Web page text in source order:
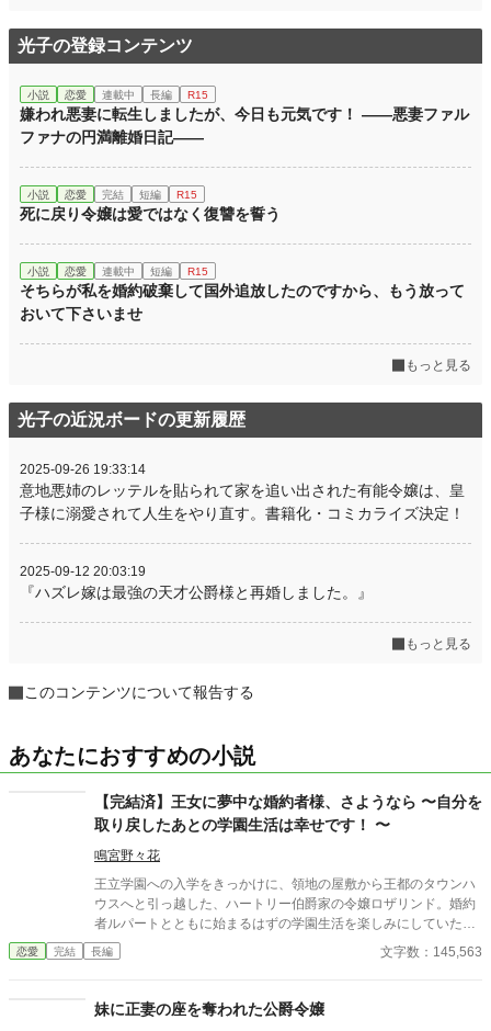
光子の登録コンテンツ
小説 恋愛 連載中 長編 R15
嫌われ悪妻に転生しましたが、今日も元気です！ ――悪妻ファル
ファナの円満離婚日記――
小説 恋愛 完結 短編 R15
死に戻り令嬢は愛ではなく復讐を誓う
小説 恋愛 連載中 短編 R15
そちらが私を婚約破棄して国外追放したのですから、もう放って
おいて下さいませ
もっと見る
光子の近況ボードの更新履歴
2025-09-26 19:33:14
意地悪姉のレッテルを貼られて家を追い出された有能令嬢は、皇
子様に溺愛されて人生をやり直す。書籍化・コミカライズ決定！
2025-09-12 20:03:19
『ハズレ嫁は最強の天才公爵様と再婚しました。』
もっと見る
このコンテンツについて報告する
あなたにおすすめの小説
【完結済】王女に夢中な婚約者様、さようなら 〜自分を
取り戻したあとの学園生活は幸せです！ 〜
鳴宮野々花
王立学園への入学をきっかけに、領地の屋敷から王都のタウンハ
ウスへと引っ越した、ハートリー伯爵家の令嬢ロザリンド。婚約
者ルパートとともに始まるはずの学園生活を楽しみにしていた。
けれど現実は、王女殿下のご機嫌を取るための、ルパートからの
理不尽な命令の連続。 「かつらと黒縁眼鏡の着用必須」「王女殿
するな」……。 ルパートから渡された「禁止事項一覧表」に縛ら
れ、ロザリンドは期待とは真逆の、暗黒の学園生活を送ること
恋愛 完結 長編 文字数：145,563
妹に正妻の座を奪われた公爵令嬢